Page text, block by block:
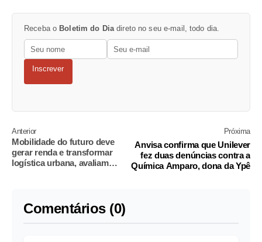
Receba o Boletim do Dia direto no seu e-mail, todo dia.
Inscrever
Anterior
Mobilidade do futuro deve
gerar renda e transformar
logística urbana, avaliam
Próxima
Anvisa confirma que Unilever
fez duas denúncias contra a
Química Amparo, dona da Ypê
Comentários (0)